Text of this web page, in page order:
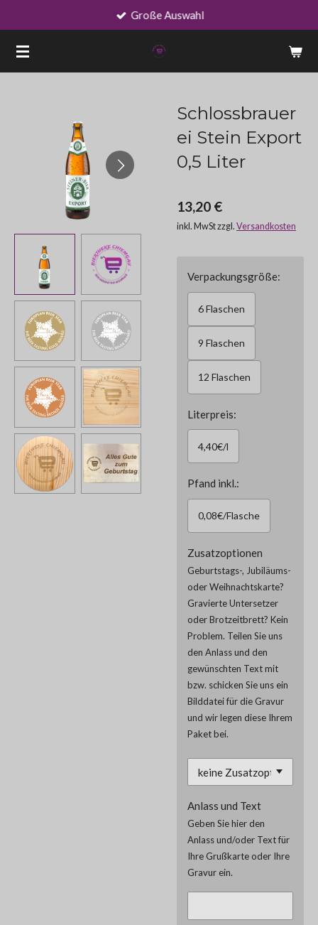
springen
Große Auswahl
Schlossbrauer
ei Stein Export
0,5 Liter
13,20 €
inkl. MwSt zzgl. Versandkosten
Verpackungsgröße:
6 Flaschen
9 Flaschen
12 Flaschen
Literpreis:
4,40€/l
Pfand inkl.:
0,08€/Flasche
Zusatzoptionen
Geburtstags-, Jubiläums-
oder Weihnachtskarte?
Gravierte Untersetzer
oder Brotzeitbrett? Kein
Problem. Teilen Sie uns
den Anlass und den
gewünschten Text mit
bzw. schicken Sie uns ein
Bilddatei für die Gravur
und wir legen diese Ihrem
Paket bei.
Anlass und Text
Geben Sie hier den
Anlass und/oder Text für
Ihre Grußkarte oder Ihre
Gravur ein.